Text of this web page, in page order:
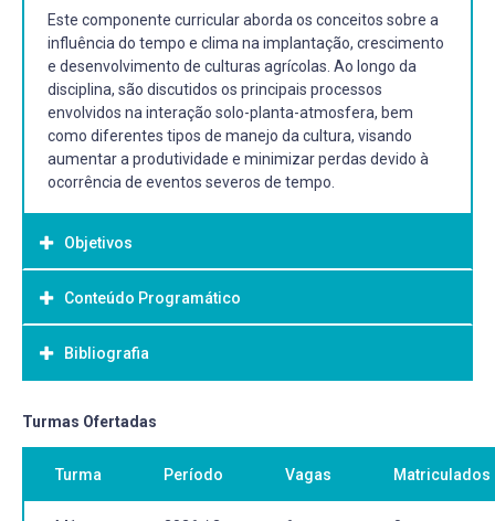
Este componente curricular aborda os conceitos sobre a
influência do tempo e clima na implantação, crescimento
e desenvolvimento de culturas agrícolas. Ao longo da
disciplina, são discutidos os principais processos
envolvidos na interação solo-planta-atmosfera, bem
como diferentes tipos de manejo da cultura, visando
aumentar a produtividade e minimizar perdas devido à
ocorrência de eventos severos de tempo.
Objetivos
Objetivo Geral:
Compreender como o tempo e o clima afetam a
agricultura e como as principais variáveis meteorológicas
Conteúdo Programático
Bibliografia
Bibliografia Básica:
[1] PEREIRA, Antonio Roberto; ANGELOCCI, Luiz Roberto;
SENTELHAS, Paulo César. Agrometeorologia:
fundamentos e aplicações práticas. Guaíba:
Turmas Ofertadas
Turma Período Vagas Matriculados